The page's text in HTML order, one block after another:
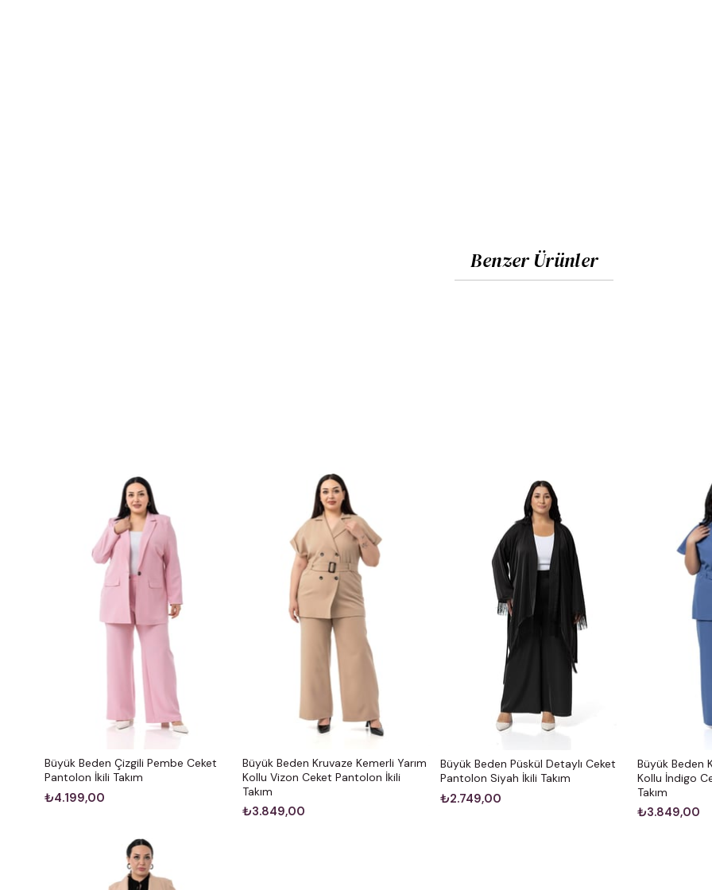
Benzer Ürünler
Büyük Beden Çizgili Pembe Ceket
Pantolon İkili Takım
₺4.199,00
Büyük Beden Kruvaze Kemerli Yarım
Kollu Vizon Ceket Pantolon İkili
Takım
₺3.849,00
Büyük Beden Püskül Detaylı Ceket
Pantolon Siyah İkili Takım
₺2.749,00
Büyük Beden
Kollu İndigo
Takım
₺3.849,00